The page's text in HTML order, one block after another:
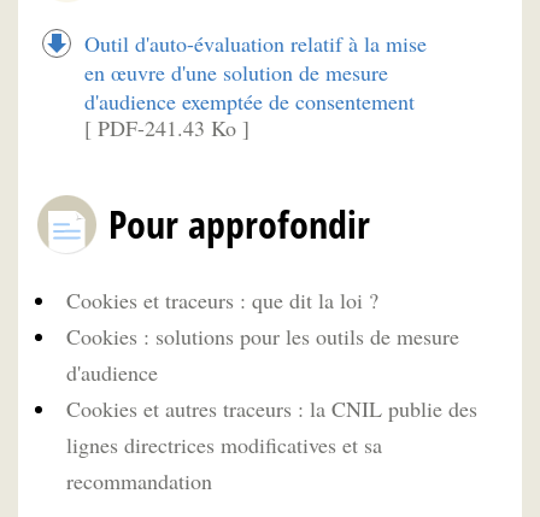
Outil d'auto-évaluation relatif à la mise
en œuvre d'une solution de mesure
d'audience exemptée de consentement
[ PDF-241.43 Ko ]
Pour approfondir
Cookies et traceurs : que dit la loi ?
Cookies : solutions pour les outils de mesure
d'audience
Cookies et autres traceurs : la CNIL publie des
lignes directrices modificatives et sa
recommandation